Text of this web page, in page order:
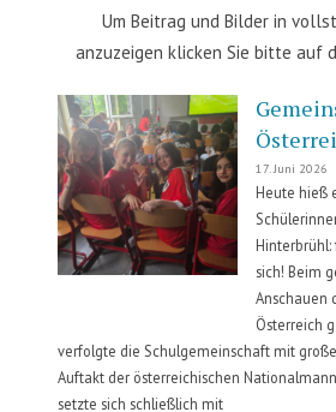
Um Beitrag und Bilder in
anzuzeigen klicken Sie bitte auf
17. Juni 2026
Heute hieß
sich! Beim
Anschauen
Österreich
verfolgte die Schulgemeinschaft mit
Auftakt der österreichischen
setzte sich schließlich mit